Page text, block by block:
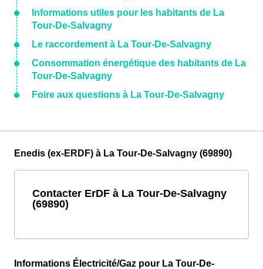
Informations utiles pour les habitants de La
Tour-De-Salvagny
Le raccordement à La Tour-De-Salvagny
Consommation énergétique des habitants de La
Tour-De-Salvagny
Foire aux questions à La Tour-De-Salvagny
Enedis (ex-ERDF) à La Tour-De-Salvagny (69890)
Contacter ErDF à La Tour-De-Salvagny
(69890)
Informations Électricité/Gaz pour La Tour-De-